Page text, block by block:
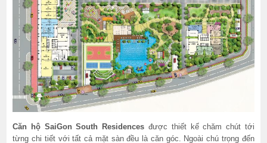
Căn hộ SaiGon South Residences được thiết kế chăm chút tới
từng chi tiết với tất cả mặt sàn đều là căn góc. Ngoài chú trọng đến